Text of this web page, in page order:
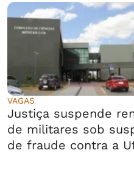
VAGAS
Justiça suspende
de militares sob
de fraude contra a